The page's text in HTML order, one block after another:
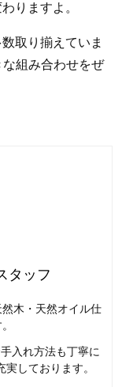
りますよ。
取り揃えていま
組み合わせをぜ
タッフ
木・天然オイル仕
入れ方法も丁寧に
しております。